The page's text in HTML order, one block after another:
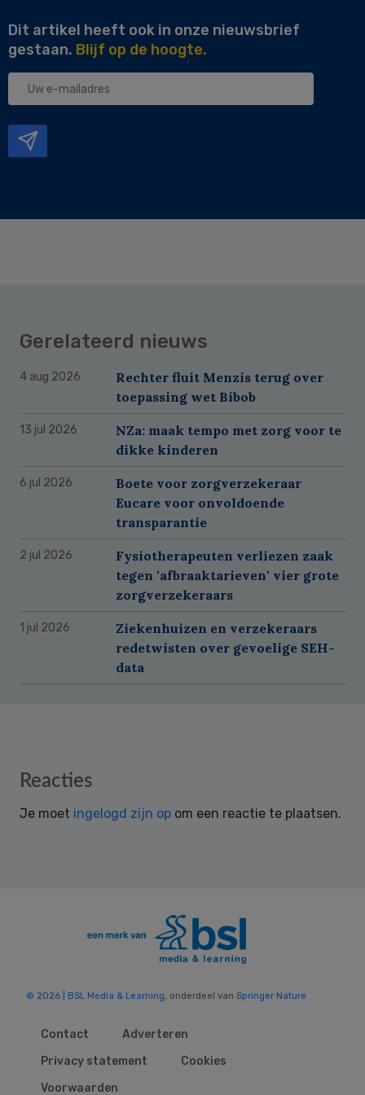
Dit artikel heeft ook in onze nieuwsbrief
gestaan. Blijf op de hoogte.
Uw
Gerelateerd nieuws
4 aug 2026
Rechter fluit Menzis terug over
toepassing wet Bibob
13 jul 2026
NZa: maak tempo met zorg voor te
dikke kinderen
6 jul 2026
Boete voor zorgverzekeraar
Eucare voor onvoldoende
transparantie
2 jul 2026
Fysiotherapeuten verliezen zaak
tegen 'afbraaktarieven' vier grote
zorgverzekeraars
1 jul 2026
Ziekenhuizen en verzekeraars
redetwisten over gevoelige SEH-
data
Reader
Reacties
Je moet ingelogd zijn op om een reactie te plaatsen.
© 2026 | BSL Media & Learning , onderdeel van Springer Nature
Contact
Adverteren
Privacy statement
Cookies
Voorwaarden